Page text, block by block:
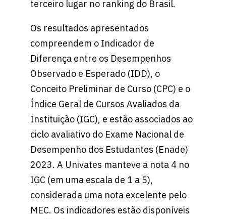
terceiro lugar no ranking do Brasil.
Os resultados apresentados
compreendem o Indicador de
Diferença entre os Desempenhos
Observado e Esperado (IDD), o
Conceito Preliminar de Curso (CPC) e o
Índice Geral de Cursos Avaliados da
Instituição (IGC), e estão associados ao
ciclo avaliativo do Exame Nacional de
Desempenho dos Estudantes (Enade)
2023. A Univates manteve a nota 4 no
IGC (em uma escala de 1 a 5),
considerada uma nota excelente pelo
MEC. Os indicadores estão disponíveis